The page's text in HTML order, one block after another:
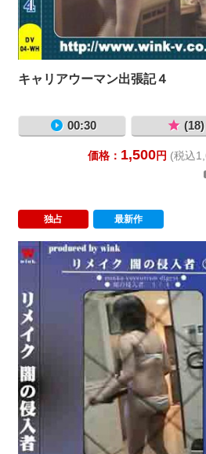
キャリアウーマン出張記４
00:30 (18)
価格： 1,500円 (税込
DVD女子社員専用便所3
独占 最新作